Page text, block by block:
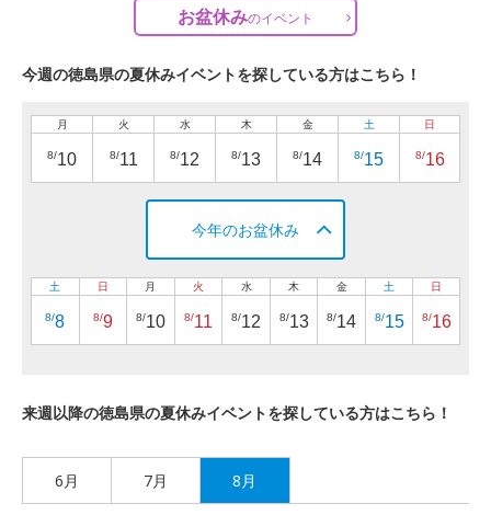
お盆休みのイベント
今週の徳島県の夏休みイベントを探している方はこちら！
月
8/10
火
8/11
水
8/12
木
8/13
金
8/14
土
8/15
日
8/16
今年のお盆休み
土
8/8
日
8/9
月
8/10
火
8/11
水
8/12
木
8/13
金
8/14
土
8/15
日
8/16
来週以降の徳島県の夏休みイベントを探している方はこちら！
6月 7月 8月